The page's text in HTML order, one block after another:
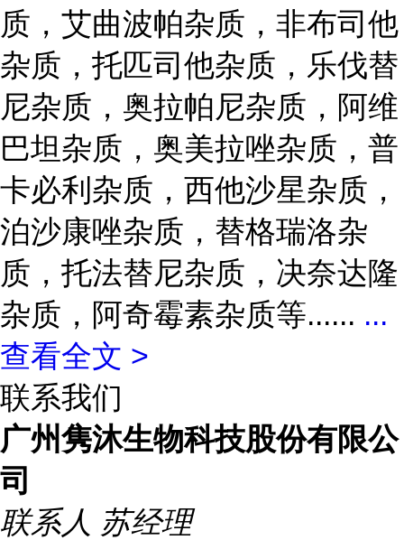
质，艾曲波帕杂质，非布司他
杂质，托匹司他杂质，乐伐替
尼杂质，奥拉帕尼杂质，阿维
巴坦杂质，奥美拉唑杂质，普
卡必利杂质，西他沙星杂质，
泊沙康唑杂质，替格瑞洛杂
质，托法替尼杂质，决奈达隆
杂质，阿奇霉素杂质等...... ...
查看全文 >
联系我们
广州隽沐生物科技股份有限公
司
联系人 苏经理